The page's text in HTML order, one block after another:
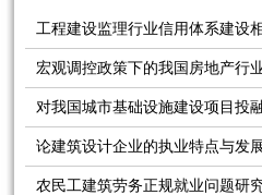
工程建设监理行业信用体系建设
宏观调控政策下的我国房地产行
对我国城市基础设施建设项目投
论建筑设计企业的执业特点与发
农民工建筑劳务正规就业问题研